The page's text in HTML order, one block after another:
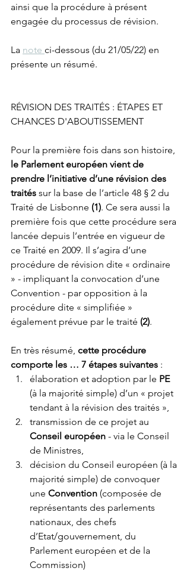
ainsi que la procédure à présent
engagée du processus de révision.
La note ci-dessous (du 21/05/22) en
présente un résumé.
RÉVISION DES TRAITÉS : ÉTAPES ET
CHANCES D'ABOUTISSEMENT
Pour la première fois dans son histoire,
le Parlement européen vient de
prendre l’initiative d’une révision des
traités sur la base de l’article 48 § 2 du
Traité de Lisbonne (1). Ce sera aussi la
première fois que cette procédure sera
lancée depuis l’entrée en vigueur de
ce Traité en 2009. Il s’agira d’une
procédure de révision dite « ordinaire
» - impliquant la convocation d’une
Convention - par opposition à la
procédure dite « simplifiée »
également prévue par le traité (2).
En très résumé, cette procédure
comporte les … 7 étapes suivantes :
élaboration et adoption par le PE
(à la majorité simple) d’un « projet
tendant à la révision des traités »,
transmission de ce projet au
Conseil européen - via le Conseil
de Ministres,
décision du Conseil européen (à la
majorité simple) de convoquer
une Convention (composée de
représentants des parlements
nationaux, des chefs
d’Etat/gouvernement, du
Parlement européen et de la
Commission)